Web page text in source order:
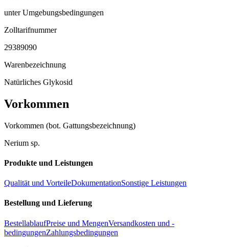
unter Umgebungsbedingungen
Zolltarifnummer
29389090
Warenbezeichnung
Natürliches Glykosid
Vorkommen
Vorkommen (bot. Gattungsbezeichnung)
Nerium sp.
Produkte und Leistungen
Qualität und VorteileDokumentationSonstige Leistungen
Bestellung und Lieferung
BestellablaufPreise und MengenVersandkosten und -
bedingungenZahlungsbedingungen